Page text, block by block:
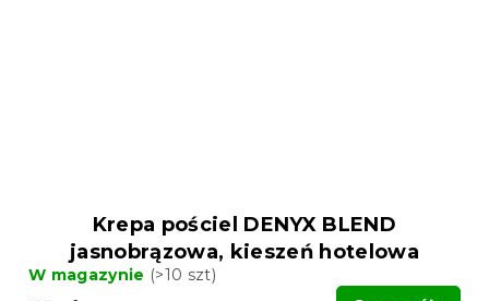
Krepa pościel DENYX BLEND
jasnobrązowa, kieszeń hotelowa
W magazynie (>10 szt)